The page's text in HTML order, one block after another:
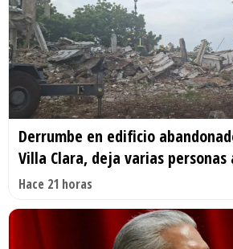
Derrumbe en edificio
Villa Clara, deja varias
Hace 21 horas